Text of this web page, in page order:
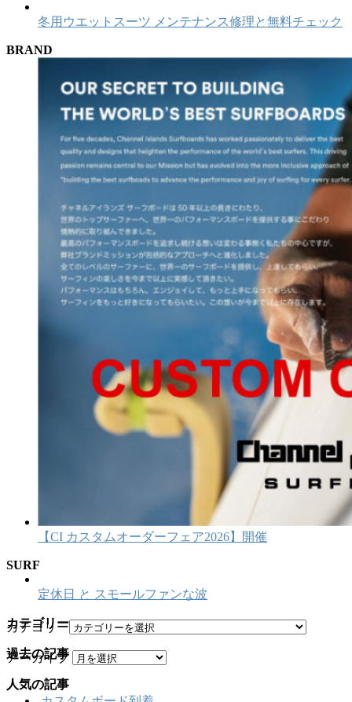
冬用ウエットスーツ メンテナンス修理と無料チェック
BRAND
【CI カスタムオーダーフェア2026】開催
SURF
定休日 と スモールファンな波
カテゴリー
カテゴリー
過去の記事
アーカイブ
人気の記事